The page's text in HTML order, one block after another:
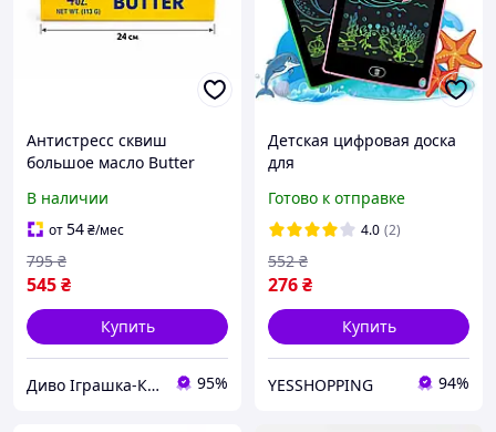
Антистресс сквиш
большое масло Butter
запахом
В наличии
от54₴/мес
545₴
795 ₴
Купить
Диво Іграшка-Канцтовари 95%
Детская цифровая доска
для
ый Lcd writing tablet 8.5
планшет для творчества
Готово к отправке
4.0 (2)
276₴
552 ₴
Купить
YESSHOPPING 94%